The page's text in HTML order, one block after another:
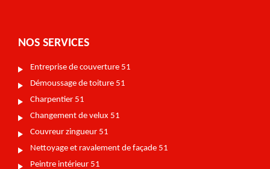
NOS SERVICES
Entreprise de couverture 51
Démoussage de toiture 51
Charpentier 51
Changement de velux 51
Couvreur zingueur 51
Nettoyage et ravalement de façade 51
Peintre intérieur 51